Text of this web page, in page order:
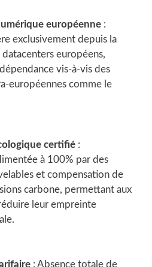
européenne :
exclusivement depuis la
datacenters européens,
vis-à-vis des
européennes comme le
certifié :
à 100% par des
et compensation de
carbone, permettant aux
leur empreinte
: Absence totale de